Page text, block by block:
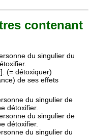
contenant
du singulier du
(= détoxiquer)
de ses effets
du singulier de
détoxifier.
du singulier de
détoxifier.
du singulier du